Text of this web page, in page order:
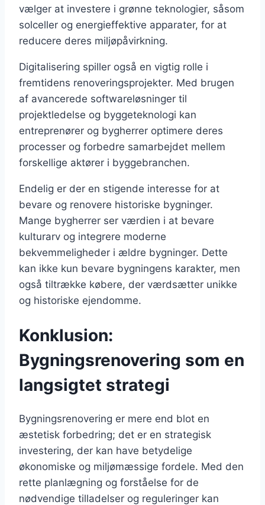
vælger at investere i grønne teknologier, såsom
solceller og energieffektive apparater, for at
reducere deres miljøpåvirkning.
Digitalisering spiller også en vigtig rolle i
fremtidens renoveringsprojekter. Med brugen
af avancerede softwareløsninger til
projektledelse og byggeteknologi kan
entreprenører og bygherrer optimere deres
processer og forbedre samarbejdet mellem
forskellige aktører i byggebranchen.
Endelig er der en stigende interesse for at
bevare og renovere historiske bygninger.
Mange bygherrer ser værdien i at bevare
kulturarv og integrere moderne
bekvemmeligheder i ældre bygninger. Dette
kan ikke kun bevare bygningens karakter, men
også tiltrække købere, der værdsætter unikke
og historiske ejendomme.
Konklusion:
Bygningsrenovering som en
langsigtet strategi
Bygningsrenovering er mere end blot en
æstetisk forbedring; det er en strategisk
investering, der kan have betydelige
økonomiske og miljømæssige fordele. Med den
rette planlægning og forståelse for de
nødvendige tilladelser og reguleringer kan